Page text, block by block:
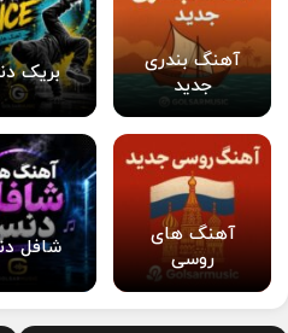
آهنگ بندری
جدید
بریک
آهنگ های
روسی
شافل